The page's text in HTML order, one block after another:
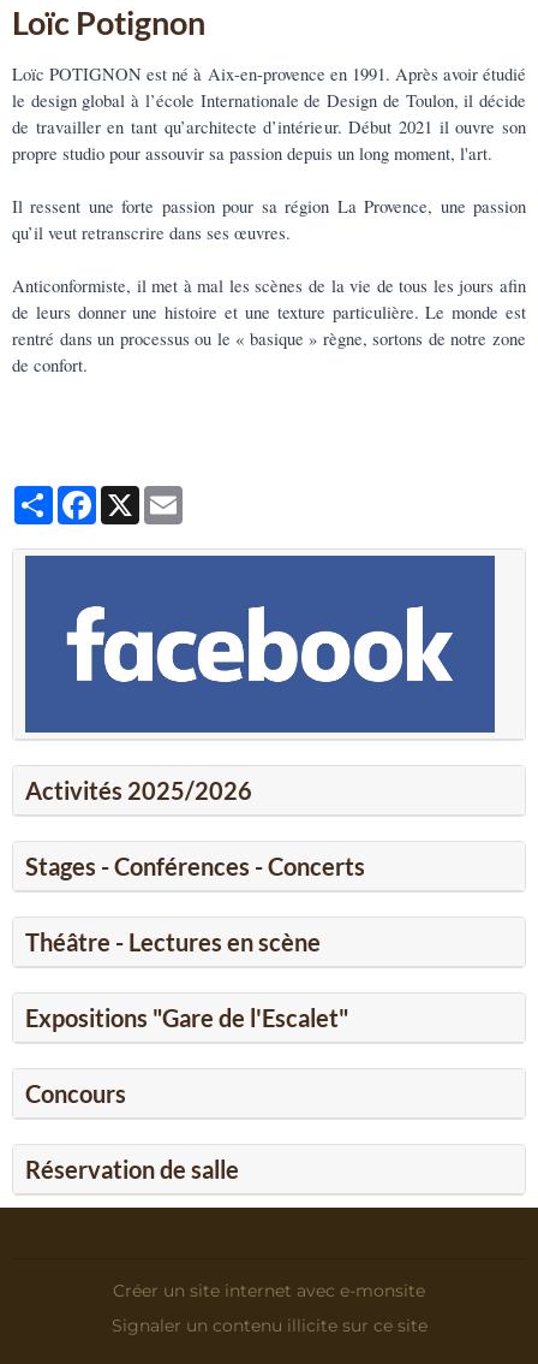
Loïc Potignon
Loïc POTIGNON est né à Aix-en-provence en 1991. Après avoir étudié
le design global à l’école Internationale de Design de Toulon, il décide
de travailler en tant qu’architecte d’intérieur. Début 2021 il ouvre son
propre studio pour assouvir sa passion depuis un long moment, l'art.
Il ressent une forte passion pour sa région La Provence, une passion
qu’il veut retranscrire dans ses œuvres.
Anticonformiste, il met à mal les scènes de la vie de tous les jours afin
de leurs donner une histoire et une texture particulière. Le monde est
rentré dans un processus ou le « basique » règne, sortons de notre zone
de confort.
PartagerFacebook
X
Activités 2025/2026
Stages - Conférences - Concerts
Théâtre - Lectures en scène
Expositions "Gare de l'Escalet"
Concours
Réservation de salle
Créer un site internet avec e-monsite
Signaler un contenu illicite sur ce site